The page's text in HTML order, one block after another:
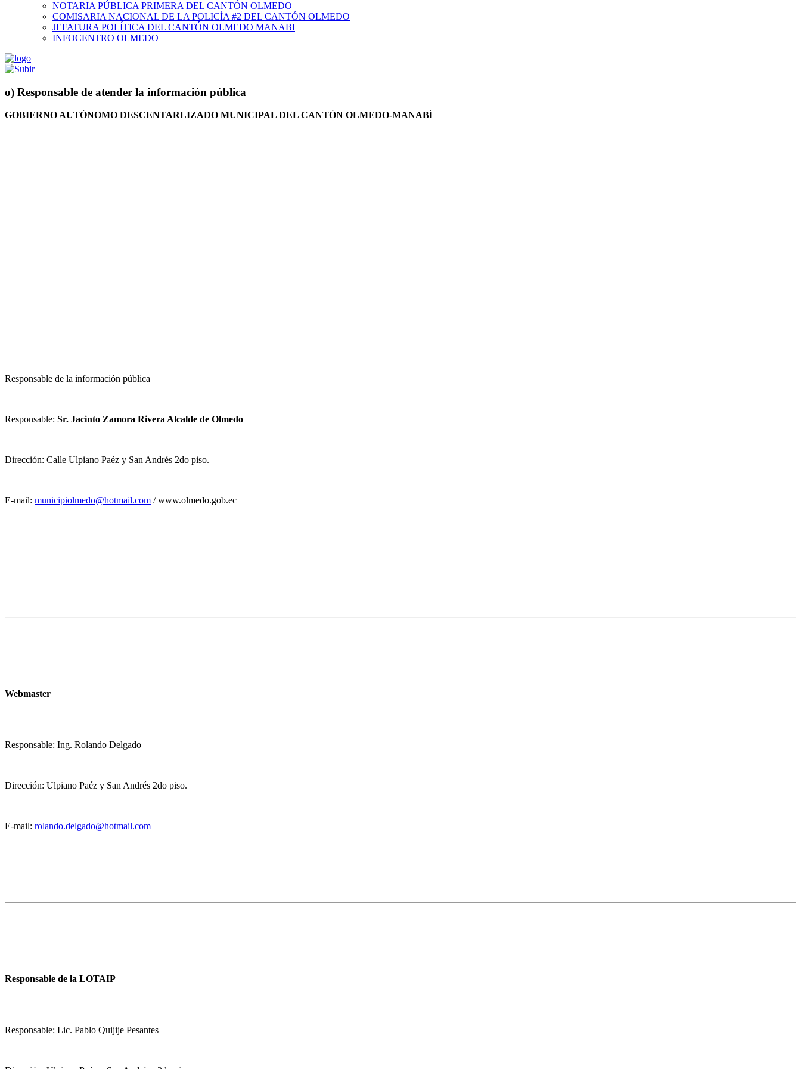
NOTARIA PÚBLICA PRIMERA DEL CANTÓN OLMEDO
COMISARIA NACIONAL DE LA POLICÍA #2 DEL CANTÓN OLMEDO
JEFATURA POLÍTICA DEL CANTÓN OLMEDO MANABI
INFOCENTRO OLMEDO
o) Responsable de atender la información pública
GOBIERNO AUTÓNOMO DESCENTARLIZADO MUNICIPAL DEL CANTÓN OLMEDO-MANABÍ
Responsable de la información pública
Responsable: Sr. Jacinto Zamora Rivera Alcalde de Olmedo
Dirección: Calle Ulpiano Paéz y San Andrés 2do piso.
E-mail: municipiolmedo@hotmail.com / www.olmedo.gob.ec
Webmaster
Responsable: Ing. Rolando Delgado
Dirección: Ulpiano Paéz y San Andrés 2do piso.
E-mail: rolando.delgado@hotmail.com
Responsable de la LOTAIP
Responsable: Lic. Pablo Quijije Pesantes